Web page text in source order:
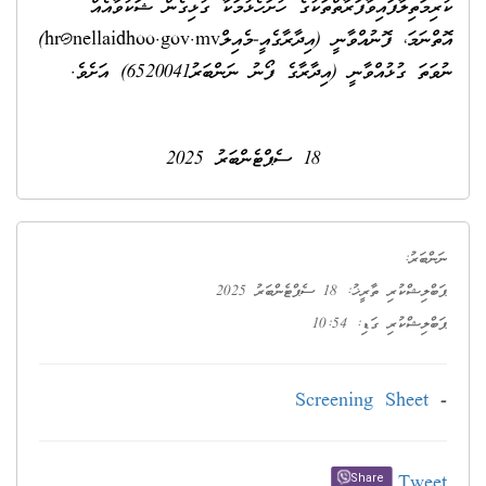
ކުރިމަތިލާފައިވާފަރާތްތަކުގެ ހުށަހެޅުމަކާ ގުޅިގެން ޝަކުވާއެއް
އޮތްނަމަ، ފޮނުއްވާނީ (އިދާރާގެއީ-މެއިލްhr@nellaidhoo.gov.mv
)
ނުވަތަ ގުޅުއްވާނީ (އިދާރާގެ ފޯނު ނަންބަރު6520041) އަށެވެ.
18 ސެޕްޓެންބަރު 2025
ނަންބަރު:
ޕަބްލިޝްކުރި ތާރީޚު: 18 ސެޕްޓެންބަރު 2025
ޕަބްލިޝްކުރި ގަޑި: 10:54
-
Screening Sheet
Share